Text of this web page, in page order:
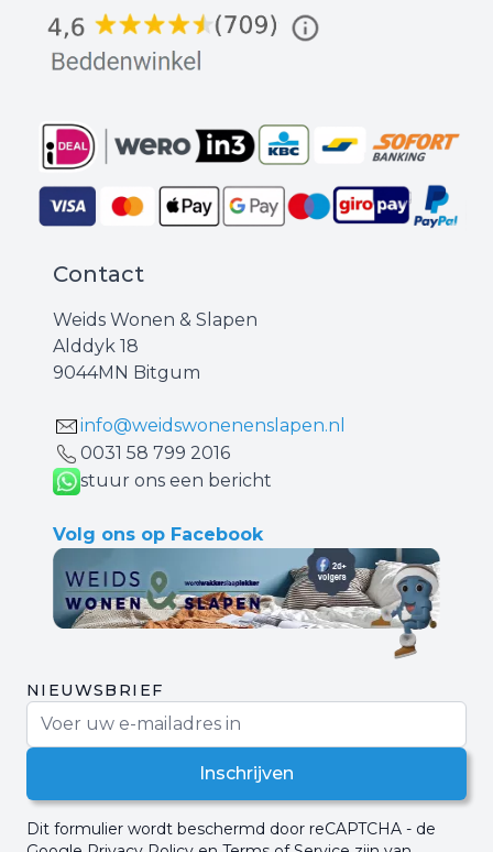
Contact
Weids Wonen & Slapen
Alddyk 18
9044MN Bitgum
info@weidswonenenslapen.nl
0031 ‪58 799 2016‬
stuur ons een bericht
Volg ons op Facebook
NIEUWSBRIEF
Inschrijven
Dit formulier wordt beschermd door reCAPTCHA - de